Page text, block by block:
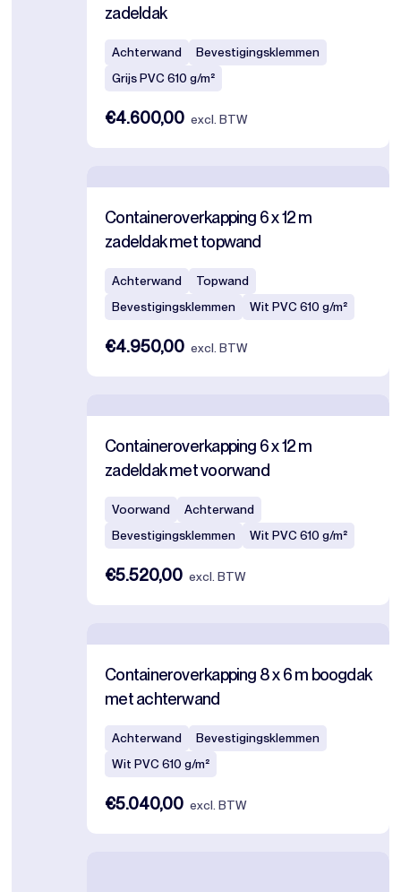
zadeldak
Achterwand
Bevestigingsklemmen
Grijs PVC 610 g/m²
€4.600,00 excl. BTW
Containeroverkapping 6 x 12 m
zadeldak met topwand
Achterwand
Topwand
Bevestigingsklemmen
Wit PVC 610 g/m²
€4.950,00 excl. BTW
Containeroverkapping 6 x 12 m
zadeldak met voorwand
Voorwand
Achterwand
Bevestigingsklemmen
Wit PVC 610 g/m²
€5.520,00 excl. BTW
Containeroverkapping 8 x 6 m boogdak
met achterwand
Achterwand
Bevestigingsklemmen
Wit PVC 610 g/m²
€5.040,00 excl. BTW